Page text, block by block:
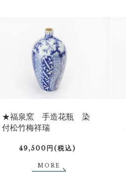
★福泉窯 手造花瓶 染
付松竹梅祥瑞
49,500円(税込)
MORE